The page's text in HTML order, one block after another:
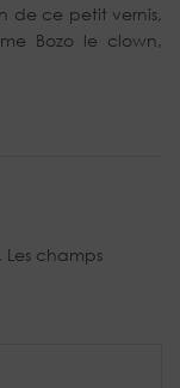
de ce petit vernis,
Bozo le clown,
Les champs